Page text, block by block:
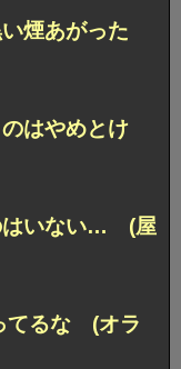
い煙あがった
のはやめとけ
はいない… (屋
てるな (オラ